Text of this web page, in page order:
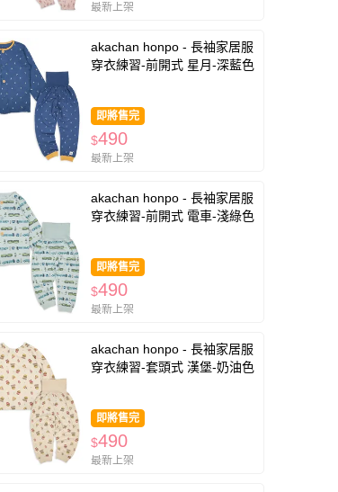
最新上架
akachan honpo - 長袖家居服
穿衣練習-前開式 星月-深藍色
即將售完
$490
最新上架
akachan honpo - 長袖家居服
穿衣練習-前開式 電車-淺綠色
即將售完
$490
最新上架
akachan honpo - 長袖家居服
穿衣練習-套頭式 漢堡-奶油色
即將售完
$490
最新上架